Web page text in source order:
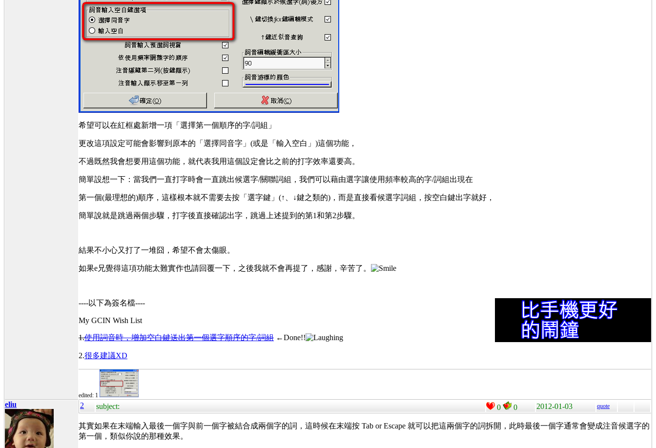
希望可以在紅框處新增一項「選擇第一個順序的字/詞組」
更改這項設定可能會影響到原本的「選擇同音字」(或是「輸入空白」)這個功能，
不過既然我會想要用這個功能，就代表我用這個設定會比之前的打字效率還要高。
簡單設想一下：當我們一直打字時會一直跳出候選字/關聯詞組，我們可以藉由選字讓使用頻率較高的字/詞組出現在
第一個(最理想的)順序，這樣根本就不需要去按「選字鍵」(↑、↓鍵之類的)，而是直接看候選字詞組，按空白鍵出字就好，
簡單說就是跳過兩個步驟，打字後直接確認出字，跳過上述提到的第1和第2步驟。
結果不小心又打了一堆囧，希望不會太傷眼。
如果e兄覺得這項功能太難實作也請回覆一下，之後我就不會再提了，感謝，辛苦了。
----以下為簽名檔----
My GCIN Wish List
1.使用詞音時，增加空白鍵送出第一個選字順序的字/詞組 ←Done!!
2.很多建議XD
edited: 1
eliu 2 subject: 0 0 2012-01-03 quote
其實如果在末端輸入最後一個字與前一個字被結合成兩個字的詞，這時候在末端按 Tab or Escape 就可以把這兩個字的詞拆開，此時最後一個字通常會變成注音候選字的
第一個，類似你說的那種效果。